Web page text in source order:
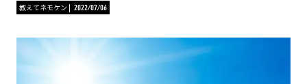
教えてネモケン
2022/07/06